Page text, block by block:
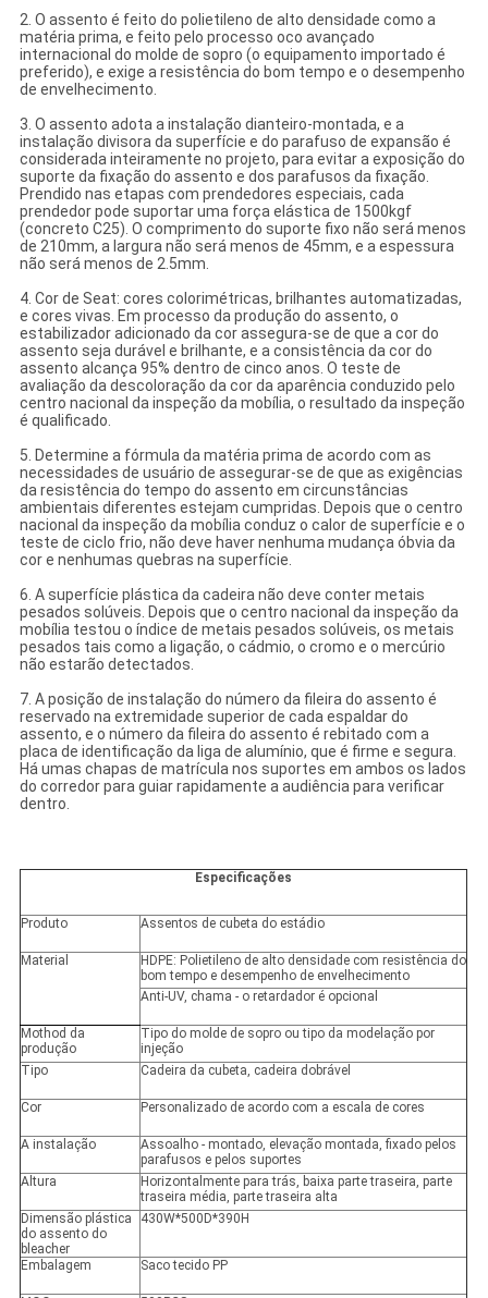
2. O assento é feito do polietileno de alto densidade como a
matéria prima, e feito pelo processo oco avançado
internacional do molde de sopro (o equipamento importado é
preferido), e exige a resistência do bom tempo e o desempenho
de envelhecimento.
3. O assento adota a instalação dianteiro-montada, e a
instalação divisora da superfície e do parafuso de expansão é
considerada inteiramente no projeto, para evitar a exposição do
suporte da fixação do assento e dos parafusos da fixação.
Prendido nas etapas com prendedores especiais, cada
prendedor pode suportar uma força elástica de 1500kgf
(concreto C25). O comprimento do suporte fixo não será menos
de 210mm, a largura não será menos de 45mm, e a espessura
não será menos de 2.5mm.
4. Cor de Seat: cores colorimétricas, brilhantes automatizadas,
e cores vivas. Em processo da produção do assento, o
estabilizador adicionado da cor assegura-se de que a cor do
assento seja durável e brilhante, e a consistência da cor do
assento alcança 95% dentro de cinco anos. O teste de
avaliação da descoloração da cor da aparência conduzido pelo
centro nacional da inspeção da mobília, o resultado da inspeção
é qualificado.
5. Determine a fórmula da matéria prima de acordo com as
necessidades de usuário de assegurar-se de que as exigências
da resistência do tempo do assento em circunstâncias
ambientais diferentes estejam cumpridas. Depois que o centro
nacional da inspeção da mobília conduz o calor de superfície e o
teste de ciclo frio, não deve haver nenhuma mudança óbvia da
cor e nenhumas quebras na superfície.
6. A superfície plástica da cadeira não deve conter metais
pesados solúveis. Depois que o centro nacional da inspeção da
mobília testou o índice de metais pesados solúveis, os metais
pesados tais como a ligação, o cádmio, o cromo e o mercúrio
não estarão detectados.
7. A posição de instalação do número da fileira do assento é
reservado na extremidade superior de cada espaldar do
assento, e o número da fileira do assento é rebitado com a
placa de identificação da liga de alumínio, que é firme e segura.
Há umas chapas de matrícula nos suportes em ambos os lados
do corredor para guiar rapidamente a audiência para verificar
dentro.
Especificações
Produto Assentos de cubeta do estádio
Material
HDPE: Polietileno de alto densidade com resistência do
bom tempo e desempenho de envelhecimento
Anti-UV, chama - o retardador é opcional
Mothod da
produção
Tipo do molde de sopro ou tipo da modelação por
injeção
Tipo
Cadeira da cubeta, cadeira dobrável
Cor Personalizado de acordo com a escala de cores
A instalação
Assoalho - montado, elevação montada, fixado pelos
parafusos e pelos suportes
Altura
Horizontalmente para trás, baixa parte traseira, parte
traseira média, parte traseira alta
Dimensão plástica
do assento do
bleacher
430W*500D*390H
Embalagem Saco tecido PP